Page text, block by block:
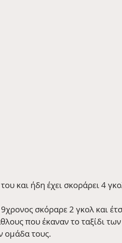
και ήδη έχει σκοράρει 4
σκόραρε 2 γκολ και
που έκαναν το ταξίδι
ομάδα τους.